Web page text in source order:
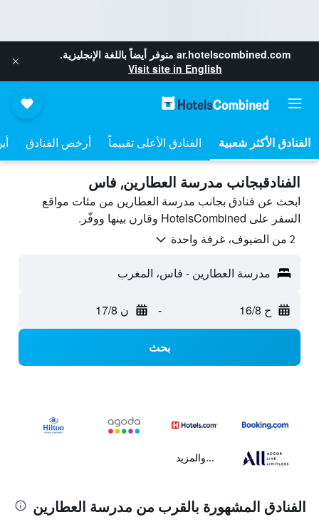
ar.hotelscombined.com متوفر أيضاً باللغة الإنجليزية.
Visit site in English
الفنادق الأعلى تقييماً أرخص الفنادق
الفنادقبجانب مدرسة العطارين, فاس
ابحث عن فنادق بجانب مدرسة العطارين من مئات مواقع
السفر على HotelsCombined وقارن بينها ووفّر.
2 من الضيوف، غرفة واحدة
مدرسة العطارين - فاس، المغرب
ح 16/8 - ن 17/8
بحث
...والمزيد
الفنادق المشهورة بالقرب من مدرسة العطارين